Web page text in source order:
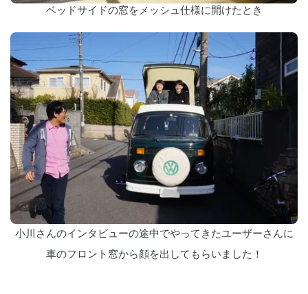
ベッドサイドの窓をメッシュ仕様に開けたとき
小川さんのインタビューの途中でやってきたユーザーさんに
車のフロント窓から顔を出してもらいました！